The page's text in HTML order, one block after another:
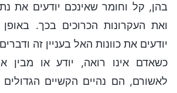
בהן, קל וחומר שאינכם יודעים את
ואת העקרונות הכרוכים בכך.
יודעים את כוונות האל בעניין זה
כשאדם אינו רואה, יודע או מבין
לאשורם, הם נהיים הקשיים